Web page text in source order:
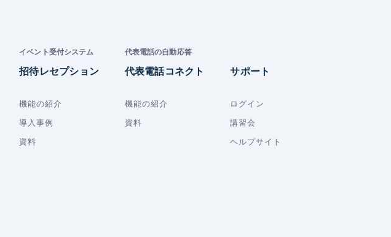
イベント受付システム
招待レセプション
機能の紹介
導入事例
資料
代表電話の自動応答
代表電話コネクト
機能の紹介
資料
サポート
ログイン
講習会
ヘルプサイト